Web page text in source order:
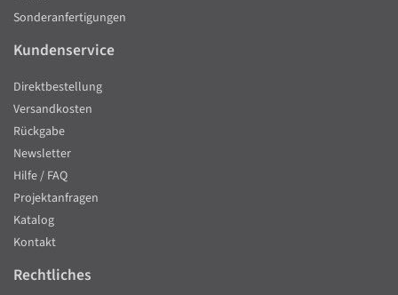
Sonderanfertigungen
Kundenservice
Direktbestellung
Versandkosten
Rückgabe
Newsletter
Hilfe / FAQ
Projektanfragen
Katalog
Kontakt
Rechtliches